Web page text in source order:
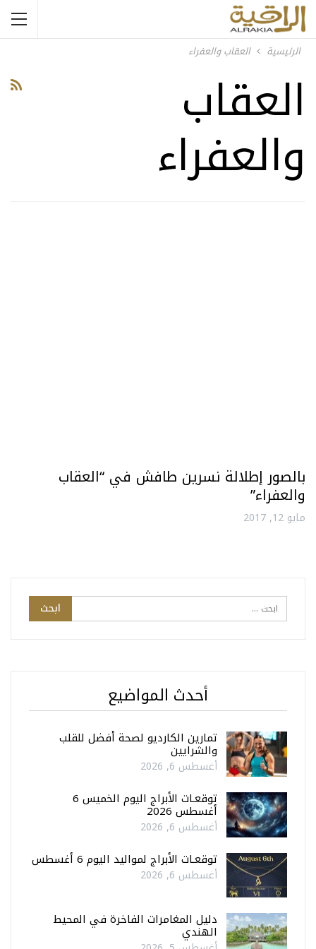
الرئيسية العقاب والعفراء
العقاب
والعفراء
بالصور إطلالة نسرين طافش في “العقاب
والعفراء”
مايو 12, 2017
أحدث المواضيع
تمارين الكارديو لصحة أفضل للقلب
والشرايين
أغسطس 6, 2026
توقعـات الأبراج اليوم الخميس 6
أغسطس 2026
أغسطس 6, 2026
توقعـات الأبراج لمواليد اليوم 6 أغسطس
أغسطس 6, 2026
دليل المغامرات الفاخرة في المحيط
الهندي